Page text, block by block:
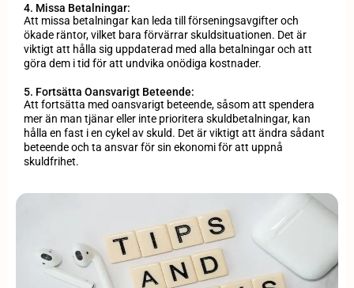
4. Missa Betalningar:
Att missa betalningar kan leda till förseningsavgifter och
ökade räntor, vilket bara förvärrar skuldsituationen. Det är
viktigt att hålla sig uppdaterad med alla betalningar och att
göra dem i tid för att undvika onödiga kostnader.
5. Fortsätta Oansvarigt Beteende:
Att fortsätta med oansvarigt beteende, såsom att spendera
mer än man tjänar eller inte prioritera skuldbetalningar, kan
hålla en fast i en cykel av skuld. Det är viktigt att ändra sådant
beteende och ta ansvar för sin ekonomi för att uppnå
skuldfrihet.